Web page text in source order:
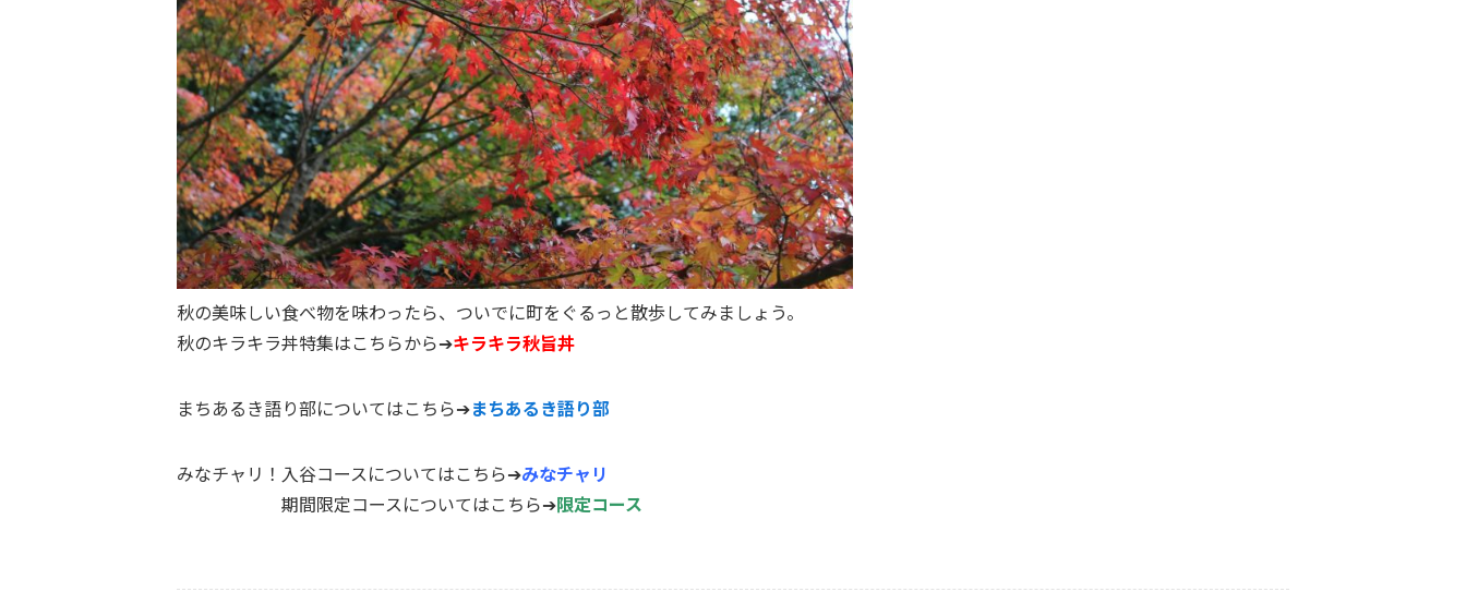
秋の美味しい食べ物を味わったら、ついでに町をぐるっと散歩してみましょう。
秋のキラキラ丼特集はこちらから➔キラキラ秋旨丼
まちあるき語り部についてはこちら➔まちあるき語り部
みなチャリ！入谷コースについてはこちら➔みなチャリ
期間限定コースについてはこちら➔限定コース